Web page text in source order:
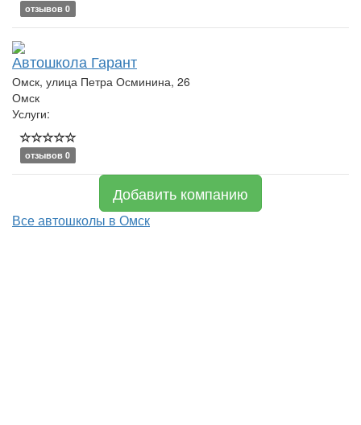
отзывов 0
Автошкола Гарант
Омск, улица Петра Осминина, 26
Омск
Услуги:
отзывов 0
Добавить компанию
Все автошколы в Омск